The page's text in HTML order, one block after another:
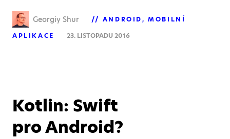
Georgiy Shur ANDROID
MOBILNÍ
APLIKACE
23. LISTOPADU 2016
Kotlin: Swift
pro Android?